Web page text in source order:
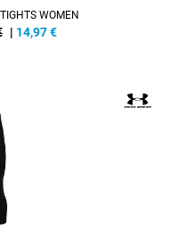
WOMEN
| 14,97€